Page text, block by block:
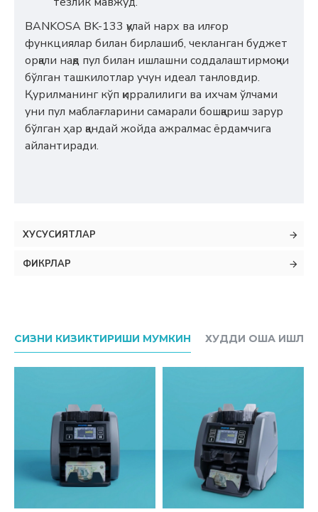
BANKOSA BK-133 қулай нарх ва илғор
функциялар билан бирлашиб, чекланган буджет
орқали нақд пул билан ишлашни соддалаштирмоқчи
бўлган ташкилотлар учун идеал танловдир.
Қурилманинг кўп қирралилиги ва ихчам ўлчами
уни пул маблағларини самарали бошқариш зарур
бўлган ҳар қандай жойда ажралмас ёрдамчига
айлантиради.
ХУСУСИЯТЛАР
ФИКРЛАР
СИЗНИ КИЗИКТИРИШИ МУМКИН ХУДДИ ОША